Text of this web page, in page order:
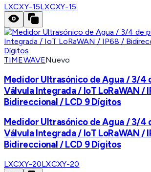
LXCXY-15LXCXY-15
TIMEWAVENuevo
Medidor Ultrasónico de Agua / 3/4
Válvula Integrada / IoT LoRaWAN /
Bidireccional / LCD 9 Dígitos
Medidor Ultrasónico de Agua / 3/4
Válvula Integrada / IoT LoRaWAN /
Bidireccional / LCD 9 Dígitos
LXCXY-20LXCXY-20